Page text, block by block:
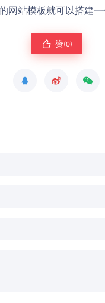
网站模板就可以搭建一
赞(0)